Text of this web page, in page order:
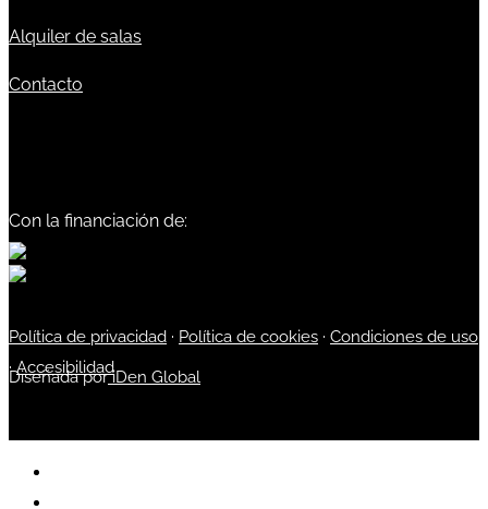
Alquiler de salas
Contacto
Con la financiación de:
Política de privacidad · Política de cookies · Condiciones de uso
·Accesibilidad
Diseñada poriDen Global